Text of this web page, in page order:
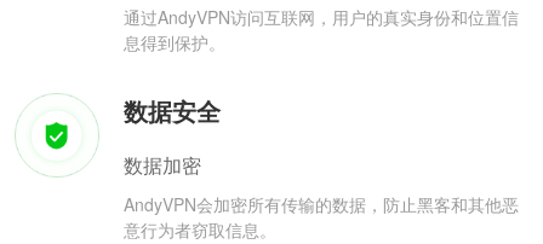
通过AndyVPN访问互联网，用户的真实身份和位置信
息得到保护。
数据安全
数据加密
AndyVPN会加密所有传输的数据，防止黑客和其他恶
意行为者窃取信息。